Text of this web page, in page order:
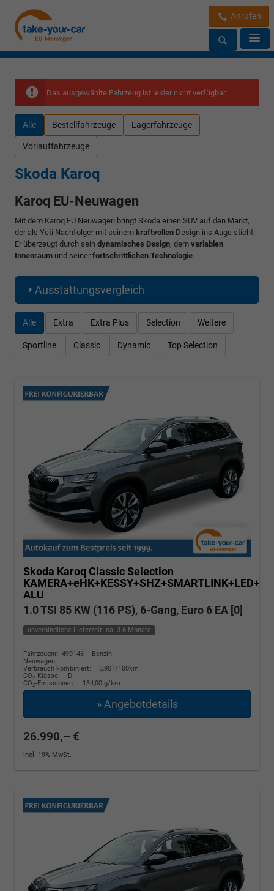
Anrufen
Das ausgewählte Fahrzeug ist leider nicht verfügbar.
Alle Bestellfahrzeuge Lagerfahrzeuge
Vorlauffahrzeuge
Skoda Karoq
Karoq EU-Neuwagen
Mit dem Karoq EU Neuwagen bringt Skoda einen SUV auf den Markt,
der als Yeti Nachfolger mit seinem kraftvollen Design ins Auge sticht.
Er überzeugt durch sein dynamisches Design, dem variablen
Innenraum und seiner fortschrittlichen Technologie
Ausstattungsvergleich
Alle Extra Extra Plus Selection Weitere
Sportline Classic Dynamic Top Selection
Skoda Karoq Classic Selection
ALU
1.0 TSI 85 KW (116 PS), 6-Gang, Euro 6 EA [0]
unverbindliche Lieferzeit: ca. 3-6 Monate
Fahrzeugnr.: 499146
Benzin
Neuwagen
Verbrauch kombiniert:
5,90 l/100km
CO2-Klasse:
D
CO2-Emissionen: 134,00 g/km
» Angebotdetails
26.990,– €
incl. 19% MwSt.